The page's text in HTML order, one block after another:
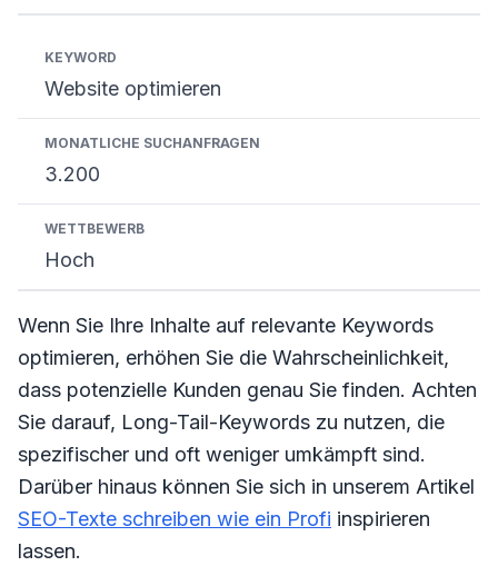
Website optimieren
3.200
Hoch
Wenn Sie Ihre Inhalte auf relevante Keywords
optimieren, erhöhen Sie die Wahrscheinlichkeit,
dass potenzielle Kunden genau Sie finden. Achten
Sie darauf, Long-Tail-Keywords zu nutzen, die
spezifischer und oft weniger umkämpft sind.
Darüber hinaus können Sie sich in unserem Artikel
SEO-Texte schreiben wie ein Profi inspirieren
lassen.